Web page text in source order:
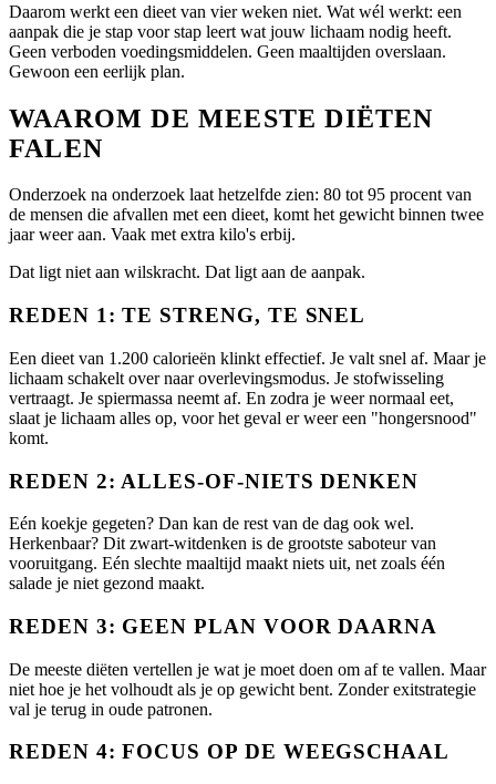
Daarom werkt een dieet van vier weken niet. Wat wél werkt: een
aanpak die je stap voor stap leert wat jouw lichaam nodig heeft.
Geen verboden voedingsmiddelen. Geen maaltijden overslaan.
Gewoon een eerlijk plan.
WAAROM DE MEESTE DIËTEN
FALEN
Onderzoek na onderzoek laat hetzelfde zien: 80 tot 95 procent van
de mensen die afvallen met een dieet, komt het gewicht binnen twee
jaar weer aan. Vaak met extra kilo's erbij.
Dat ligt niet aan wilskracht. Dat ligt aan de aanpak.
REDEN 1: TE STRENG, TE SNEL
Een dieet van 1.200 calorieën klinkt effectief. Je valt snel af. Maar je
lichaam schakelt over naar overlevingsmodus. Je stofwisseling
vertraagt. Je spiermassa neemt af. En zodra je weer normaal eet,
slaat je lichaam alles op, voor het geval er weer een "hongersnood"
komt.
REDEN 2: ALLES-OF-NIETS DENKEN
Eén koekje gegeten? Dan kan de rest van de dag ook wel.
Herkenbaar? Dit zwart-witdenken is de grootste saboteur van
vooruitgang. Eén slechte maaltijd maakt niets uit, net zoals één
salade je niet gezond maakt.
REDEN 3: GEEN PLAN VOOR DAARNA
De meeste diëten vertellen je wat je moet doen om af te vallen. Maar
niet hoe je het volhoudt als je op gewicht bent. Zonder exitstrategie
val je terug in oude patronen.
REDEN 4: FOCUS OP DE WEEGSCHAAL